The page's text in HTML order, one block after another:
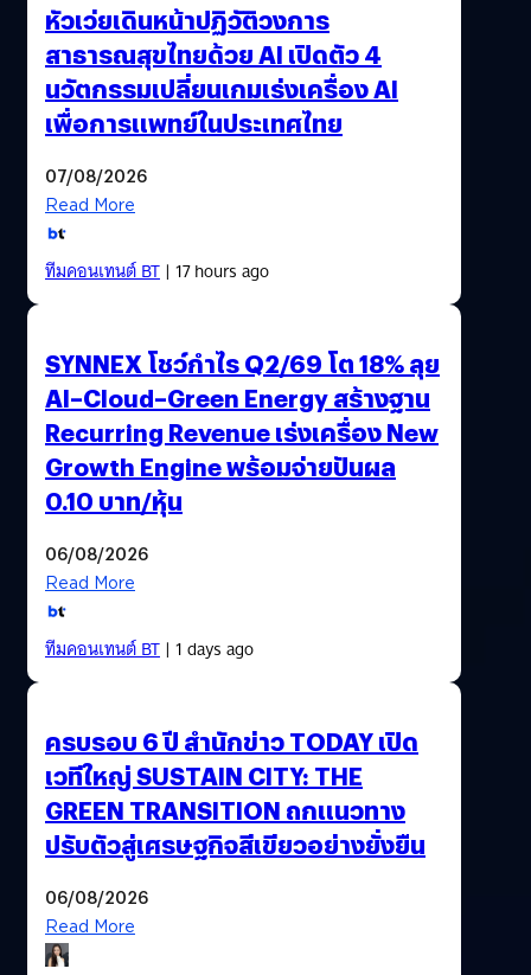
หัวเว่ยเดินหน้าปฏิวัติวงการ
สาธารณสุขไทยด้วย AI เปิดตัว 4
นวัตกรรมเปลี่ยนเกมเร่งเครื่อง AI
เพื่อการแพทย์ในประเทศไทย
07/08/2026
Read More
ทีมคอนเทนต์ BT| 17 hours ago
SYNNEX โชว์กำไร Q2/69 โต 18% ลุย
AI–Cloud–Green Energy สร้างฐาน
Recurring Revenue เร่งเครื่อง New
Growth Engine พร้อมจ่ายปันผล
0.10 บาท/หุ้น
06/08/2026
Read More
ทีมคอนเทนต์ BT| 1 days ago
ครบรอบ 6 ปี สำนักข่าว TODAY เปิด
เวทีใหญ่ SUSTAIN CITY: THE
GREEN TRANSITION ถกแนวทาง
ปรับตัวสู่เศรษฐกิจสีเขียวอย่างยั่งยืน
06/08/2026
Read More